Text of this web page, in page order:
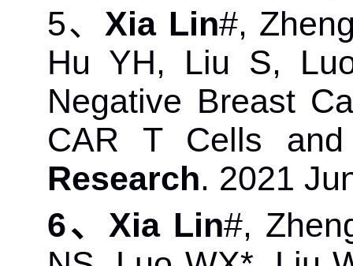
5、 Xia Lin#,
Hu YH, Liu S,
Negative Breast
CAR T Cells
Research. 2021
6、 Xia Lin#,